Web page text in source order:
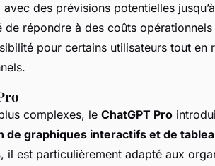
avec des prévisions potentielles jusqu’à
de répondre à des coûts
pour certains utilisateurs tout en
complexes, le ChatGPT Pro
de graphiques interactifs et de
, il est particulièrement adapté aux